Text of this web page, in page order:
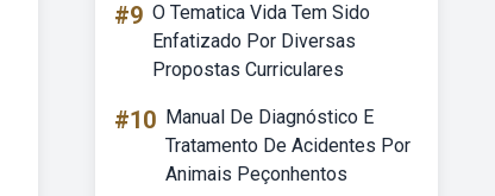
#9 O Tematica Vida Tem Sido
Enfatizado Por Diversas
Propostas Curriculares
#10 Manual De Diagnóstico E
Tratamento De Acidentes Por
Animais Peçonhentos